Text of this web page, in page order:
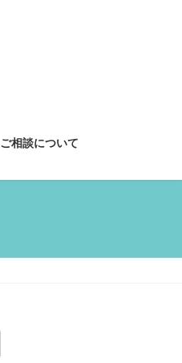
ご相談について